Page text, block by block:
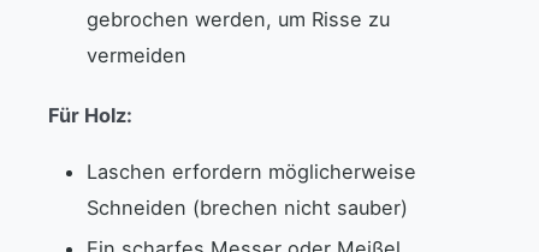
gebrochen werden, um Risse zu
vermeiden
Für Holz:
Laschen erfordern möglicherweise
Schneiden (brechen nicht sauber)